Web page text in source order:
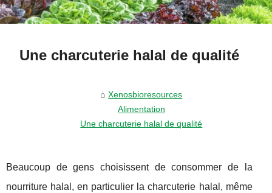
Une charcuterie halal de qualité
Xenosbioresources
Alimentation
Une charcuterie halal de qualité
Beaucoup de gens choisissent de consommer de la
nourriture halal, en particulier la charcuterie halal, même